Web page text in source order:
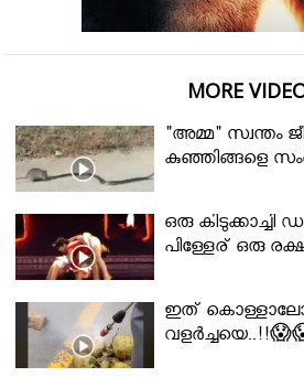
MORE
"അമ്മ" സ്വന്തം
കുഞ്ഞിങ്ങളെ
ഒരു
പിള്ളേര് ഒരു
ഇത് കൊള്ളാലോ..